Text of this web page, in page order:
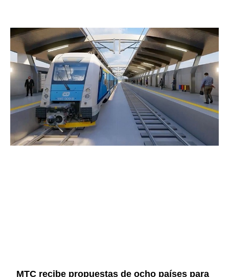
MTC recibe propuestas de ocho países para